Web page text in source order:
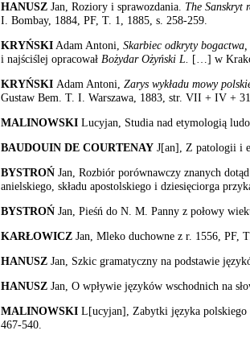
HANUSZ Jan, Roziory i sprawozdania. The Sanskryt
I. Bombay, 1884, PF, T. 1, 1885, s. 258-259.
KRYŃSKI Adam Antoni, Skarbiec odkryty
i najściślej opracował Bożydar Ożyński L. […] w
KRYŃSKI Adam Antoni, Zarys wykładu mowy
Gustaw Bem. T. I. Warszawa, 1883, str. VII + IV +
MALINOWSKI Lucyjan, Studia nad etymologią
BAUDOUIN DE COURTENAY J[an], Z patologii i
BYSTROŃ Jan, Rozbiór porównawczy znanych
anielskiego, składu apostolskiego i dziesięciorga
BYSTROŃ Jan, Pieśń do N. M. Panny z połowy
KARŁOWICZ Jan, Mleko duchowne z r. 1556, PF,
HANUSZ Jan, Szkic gramatyczny na podstawie
HANUSZ Jan, O wpływie języków wschodnich na
MALINOWSKI L[ucyjan], Zabytki języka
467-540.